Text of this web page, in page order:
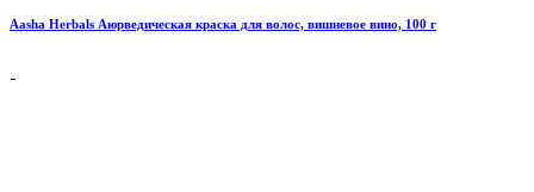
Aasha Herbals Аюрведическая краска для волос, вишневое вино, 100 г